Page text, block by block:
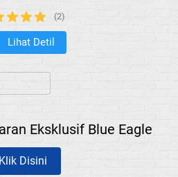
(2)
`
Lihat Detil
Eksklusif Blue Eagle
`Klik Disini